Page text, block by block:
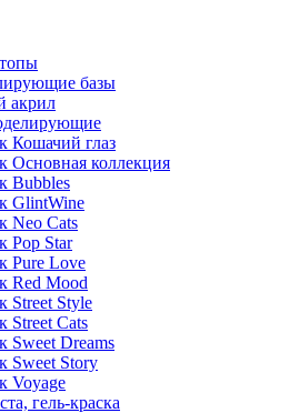
базы
акрил
Кошачий глаз
Основная коллекция
Bubbles
GlintWine
Neo Cats
Pop Star
Pure Love
Red Mood
Street Style
Street Cats
Sweet Dreams
Sweet Story
Voyage
гель-краска